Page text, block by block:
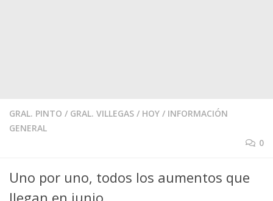
GRAL. PINTO / GRAL. VILLEGAS / HOY / INFORMACIÓN
GENERAL
0
Uno por uno, todos los aumentos que
llegan en junio